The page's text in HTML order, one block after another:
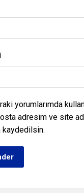
yorumlarımda
adresim ve site
kaydedilsin.